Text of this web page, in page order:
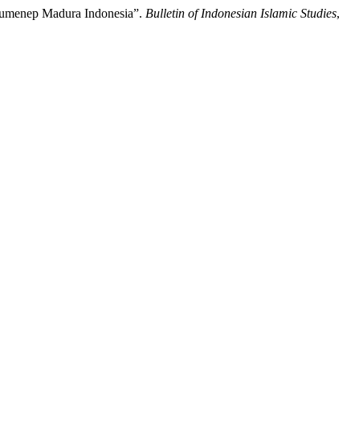
Madura Indonesia”. Bulletin of Indonesian Islamic Studies,